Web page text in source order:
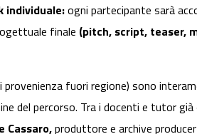
individuale:ogni partecipante sarà
finale (pitch, script, teaser,
fuori regione) sono
del percorso. Tra i docenti e tutor
Cassaro,produttore e archive